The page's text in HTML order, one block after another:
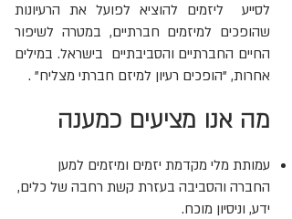
לסייע ליזמים להוציא לפועל את הרעיונות
שהופכים למיזמים חברתיים, במטרה לשיפור
החיים החברתיים והסביבתיים בישראל. במילים
אחרות, "הופכים רעיון למיזם חברתי מצליח" .
מה אנו מציעים כמענה
עמותת מלי מקדמת יזמים ומיזמים למען
החברה והסביבה בעזרת קשת רחבה של כלים,
ידע, וניסיון מוכח.